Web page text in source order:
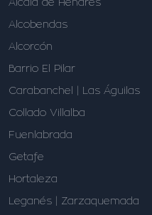
Alcalá de Henares
Alcobendas
Alcorcón
Barrio El Pilar
Carabanchel | Las Águilas
Collado Villalba
Fuenlabrada
Getafe
Hortaleza
Leganés | Zarzaquemada